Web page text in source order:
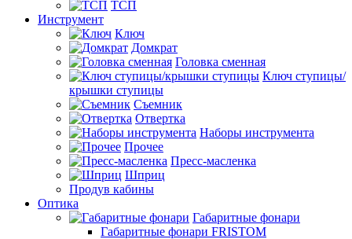
ТСП
Инструмент
Ключ
Домкрат
Головка сменная
Ключ ступицы/
крышки ступицы
Съемник
Отвертка
Наборы инструмента
Прочее
Пресс-масленка
Шприц
Продув кабины
Оптика
Габаритные фонари
Габаритные фонари FRISTOM